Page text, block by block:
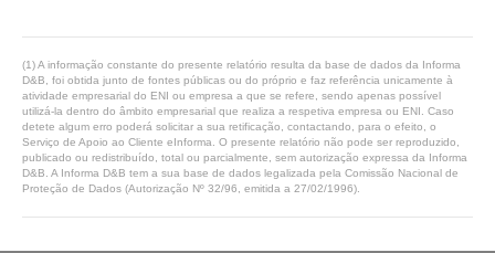
(1) A informação constante do presente relatório resulta da base de dados da Informa
D&B, foi obtida junto de fontes públicas ou do próprio e faz referência unicamente à
atividade empresarial do ENI ou empresa a que se refere, sendo apenas possível
utilizá-la dentro do âmbito empresarial que realiza a respetiva empresa ou ENI. Caso
detete algum erro poderá solicitar a sua retificação, contactando, para o efeito, o
Serviço de Apoio ao Cliente eInforma. O presente relatório não pode ser reproduzido,
publicado ou redistribuído, total ou parcialmente, sem autorização expressa da Informa
D&B. A Informa D&B tem a sua base de dados legalizada pela Comissão Nacional de
Proteção de Dados (Autorização Nº 32/96, emitida a 27/02/1996).